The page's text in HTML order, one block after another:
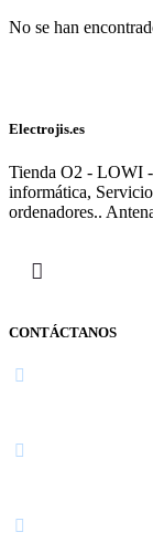
No se han
Electrojis.es
Tienda O2 - LOWI
informática,
ordenadores..
CONTÁCTANOS